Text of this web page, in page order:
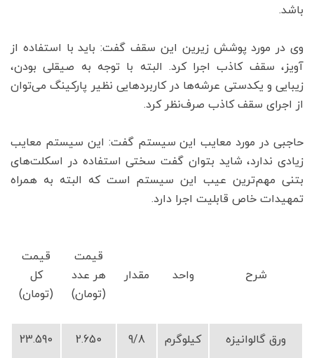
باشد.
وی در مورد پوشش زیرین این سقف گفت: باید با استفاده از
آویز، سقف کاذب اجرا کرد. البته با توجه به صیقلی بودن،
زیبایی و یکدستی عرشه‌ها در کاربردهایی نظیر پارکینگ می‌توان
از اجرای سقف کاذب صرف‌نظر کرد.
حاجبی در مورد معایب این سیستم گفت: این سیستم معایب
زیادی ندارد، شاید بتوان گفت سختی استفاده در اسکلت‌های
بتنی مهم‌ترین عیب این سیستم است که البته به همراه
تمهیدات خاص قابلیت اجرا دارد.
شرح واحد مقدار
قیمت
هر عدد
(تومان)
قیمت
کل
(تومان)
ورق گالوانیزه کیلوگرم 9/8
2.650
23.590